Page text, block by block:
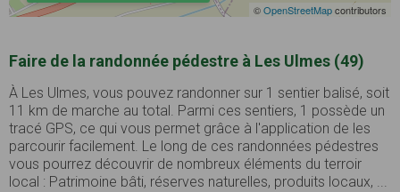
©OpenStreetMapcontributors
Faire de la randonnée pédestre à Les Ulmes (49)
À Les Ulmes, vous pouvez randonner sur 1 sentier balisé, soit
11 km de marche au total. Parmi ces sentiers, 1 possède un
tracé GPS, ce qui vous permet grâce à l'application de les
parcourir facilement. Le long de ces randonnées pédestres
vous pourrez découvrir de nombreux éléments du terroir
local : Patrimoine bâti, réserves naturelles, produits locaux, ...